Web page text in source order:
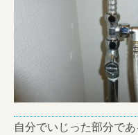
自分でいじった部分であ